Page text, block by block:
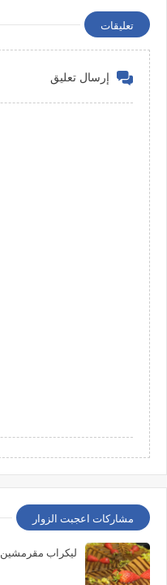
تعليقات
إرسال تعليق
مشاركات اعجبت الزوار
ليكراب مقرمشين les crêpes croustillantes